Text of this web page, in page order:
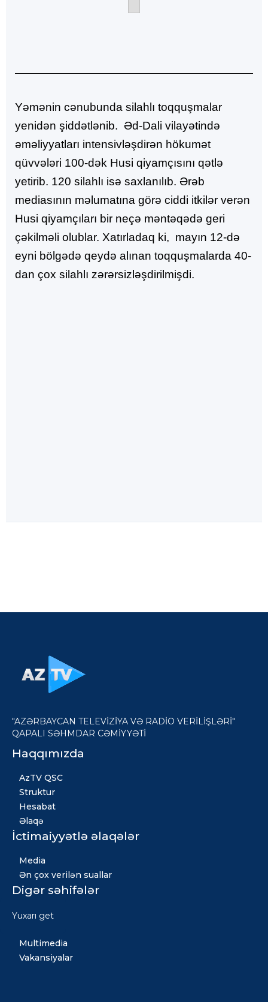
Yəmənin cənubunda silahlı toqquşmalar
yenidən şiddətlənib. Əd-Dali vilayətində
əməliyyatları intensivləşdirən hökumət
qüvvələri 100-dək Husi qiyamçısını qətlə
yetirib. 120 silahlı isə saxlanılıb. Ərəb
mediasının məlumatına görə ciddi itkilər verən
Husi qiyamçıları bir neçə məntəqədə geri
çəkilməli olublar. Xatırladaq ki, mayın 12-də
eyni bölgədə qeydə alınan toqquşmalarda 40-
dan çox silahlı zərərsizləşdirilmişdi.
"AZƏRBAYCAN TELEVİZİYA VƏ RADİO VERİLİŞLƏRİ"
QAPALI SƏHMDAR CƏMİYYƏTİ
Haqqımızda
AzTV QSC
Struktur
Hesabat
Əlaqə
İctimaiyyətlə əlaqələr
Media
Ən çox verilən suallar
Digər səhifələr
Xəbərlər
Multimedia
Vakansiyalar
Yuxarı get